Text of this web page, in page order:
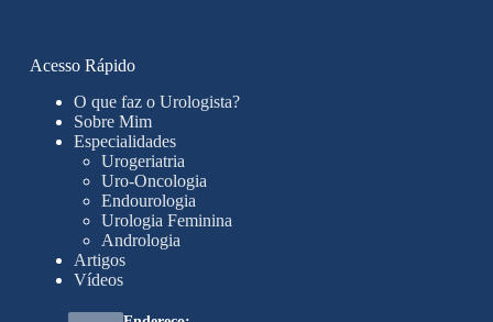
Acesso Rápido
O que faz o Urologista?
Sobre Mim
Especialidades
Urogeriatria
Uro-Oncologia
Endourologia
Urologia Feminina
Andrologia
Artigos
Vídeos